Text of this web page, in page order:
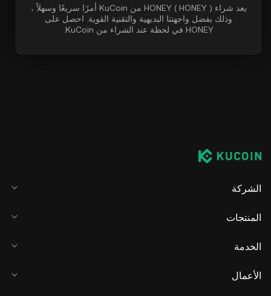
يعد شراء HONEY ( HONEY ) من KuCoin أمرًا سريعًا وسهلاً ،
وذلك بفضل واجهتنا البديهية والتقنية القوية. احصل على
HONEY في لحظة عند الشراء من KuCoin.
الشركة
المنتجات
الخدمة
الأعمال